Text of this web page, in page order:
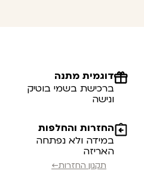
דוגמית מתנה
ברכישת בשמי בוטיק
ונישה
החזרות והחלפות
במידה ולא נפתחה
האריזה
תקנון החזרות←